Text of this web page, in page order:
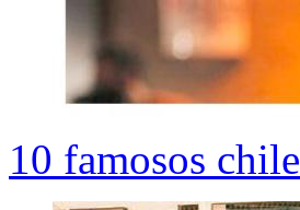
10 famosos